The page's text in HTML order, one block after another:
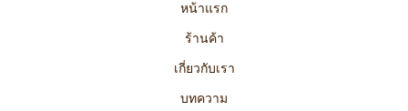
หน้าแรก
ร้านค้า
เกี่ยวกับเรา
บทความ